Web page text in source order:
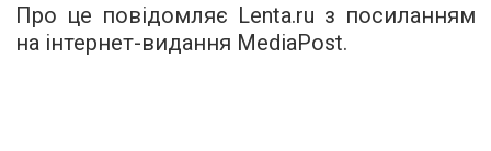
Про це повідомляє Lenta.ru з посиланням
на інтернет-видання MediaPost.